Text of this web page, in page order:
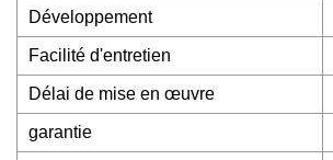
Développement
Facilité d'entretien
Délai de mise en œuvre
garantie